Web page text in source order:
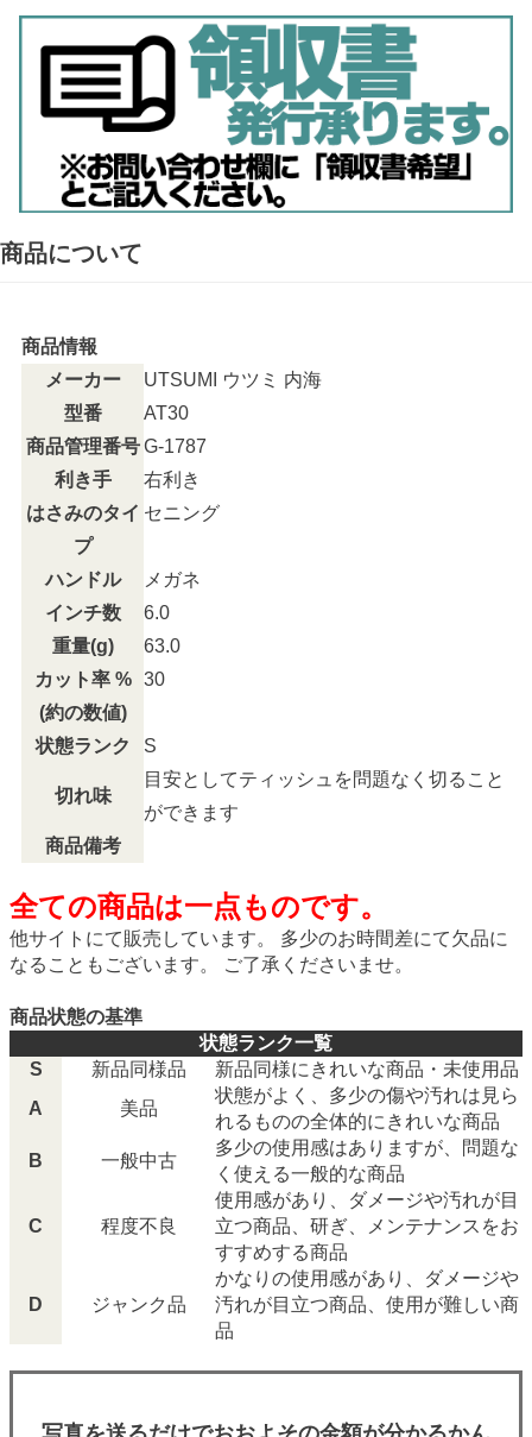
商品について
商品情報
メーカー
UTSUMI ウツミ 内海
型番
AT30
商品管理番号 G-1787
利き手
右利き
はさみのタイ
プ
セニング
ハンドル
メガネ
インチ数
6.0
重量(g)
63.0
カット率 %
(約の数値)
30
状態ランク S
切れ味
目安としてティッシュを問題なく切ること
ができます
商品備考
全ての商品は一点ものです。
他サイトにて販売しています。 多少のお時間差にて欠品に
なることもございます。 ご了承くださいませ。
商品状態の基準
状態ランク一覧
S
新品同様品
新品同様にきれいな商品・未使用品
A
美品
状態がよく、多少の傷や汚れは見ら
れるものの全体的にきれいな商品
B
一般中古
多少の使用感はありますが、問題な
く使える一般的な商品
C 程度不良
使用感があり、ダメージや汚れが目
立つ商品、研ぎ、メンテナンスをお
すすめする商品
D ジャンク品
かなりの使用感があり、ダメージや
汚れが目立つ商品、使用が難しい商
品